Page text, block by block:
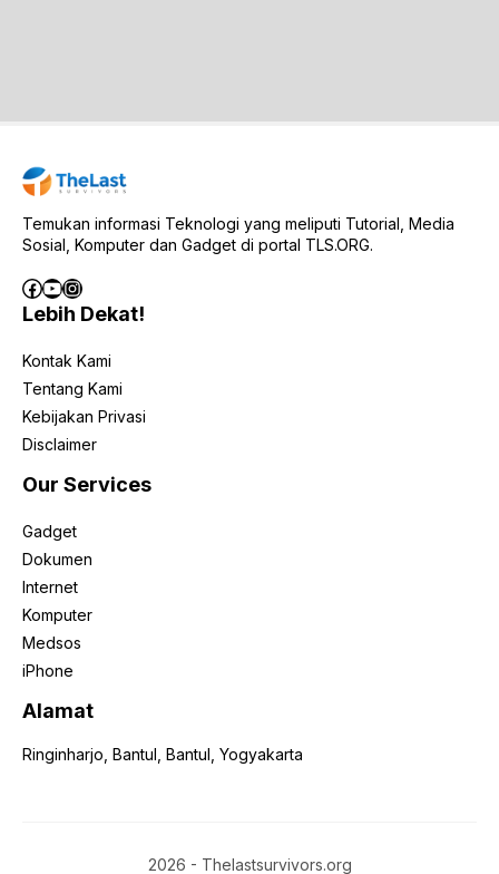
Temukan informasi Teknologi yang meliputi Tutorial, Media
Sosial, Komputer dan Gadget di portal TLS.ORG.
Facebook
YouTube
Instagram
Lebih Dekat!
Kontak Kami
Tentang Kami
Kebijakan Privasi
Disclaimer
Our Services
Gadget
Dokumen
Internet
Komputer
Medsos
iPhone
Alamat
Ringinharjo, Bantul, Bantul, Yogyakarta
2026 - Thelastsurvivors.org